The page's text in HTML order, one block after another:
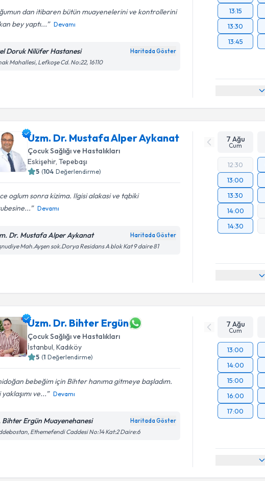
dan itibaren bütün muayenelerini ve kontrollerini
bey yaptı...
Devamı
Doruk Nilüfer Hastanesi Haritada Göster
Mahallesi, Lefkoşe Cd. No:22, 16110
13:15
13:30
13:45
Uzm. Dr. Mustafa Alper Aykanat
Çocuk Sağlığı ve Hastalıkları
Eskişehir, Tepebaşı
5 (104 Değerlendirme)
oglum sonra kizima. Ilgisi alakasi ve tqbiki
Devamı
Dr. Mustafa Alper Aykanat Haritada Göster
Mah.Ayşen sok.Dorya Residans A blok Kat 9 daire 81
7 Ağu
Cum
12:30
13:00
13:30
14:00
14:30
Uzm. Dr. Bihter Ergün
Çocuk Sağlığı ve Hastalıkları
İstanbul , Kadıköy
5 (1 Değerlendirme)
bebeğim için Bihter hanıma gitmeye başladım.
yaklaşımı ve...
Devamı
Bihter Ergün Muayenehanesi Haritada Göster
Ethemefendi Caddesi No:14 Kat:2 Daire:6
7 Ağu
Cum
13:00
14:00
15:00
16:00
17:00